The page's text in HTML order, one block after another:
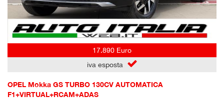
17.890 Euro
iva esposta
OPEL Mokka GS TURBO 130CV AUTOMATICA
F1+VIRTUAL+RCAM+ADAS